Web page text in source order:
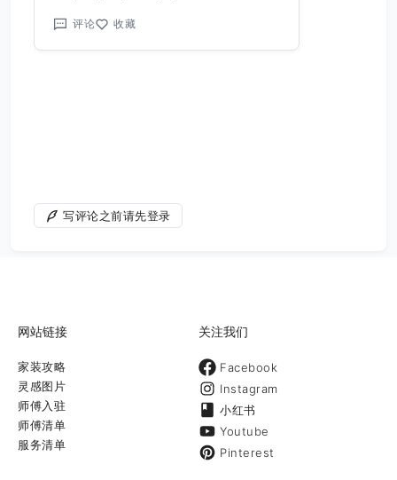
评论 收藏
写评论之前请先登录
网站链接
家装攻略
灵感图片
师傅入驻
师傅清单
服务清单
关注我们
Facebook
Instagram
小红书
Youtube
Pinterest